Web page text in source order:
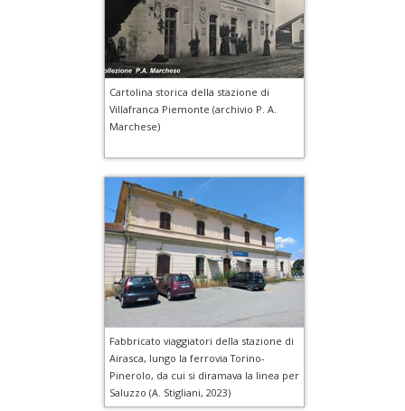
Cartolina storica della stazione di
Villafranca Piemonte (archivio P. A.
Marchese)
Fabbricato viaggiatori della stazione di
Airasca, lungo la ferrovia Torino-
Pinerolo, da cui si diramava la linea per
Saluzzo (A. Stigliani, 2023)